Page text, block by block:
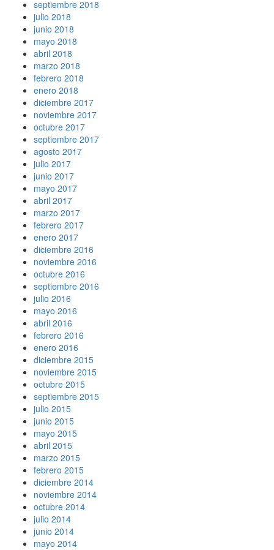
septiembre 2018
julio 2018
junio 2018
mayo 2018
abril 2018
marzo 2018
febrero 2018
enero 2018
diciembre 2017
noviembre 2017
octubre 2017
septiembre 2017
agosto 2017
julio 2017
junio 2017
mayo 2017
abril 2017
marzo 2017
febrero 2017
enero 2017
diciembre 2016
noviembre 2016
octubre 2016
septiembre 2016
julio 2016
mayo 2016
abril 2016
febrero 2016
enero 2016
diciembre 2015
noviembre 2015
octubre 2015
septiembre 2015
julio 2015
junio 2015
mayo 2015
abril 2015
marzo 2015
febrero 2015
diciembre 2014
noviembre 2014
octubre 2014
julio 2014
junio 2014
mayo 2014